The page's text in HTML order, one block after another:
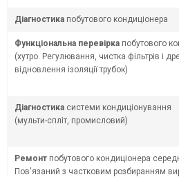
Діагностика побутового кондиціонера
Функціональна перевірка побутового
(хутро. Регулювання, чистка фільтрів і
відновлення ізоляції трубок)
Діагностика системи кондиціонування
(мульти-спліт, промисловий)
Ремонт побутового кондиціонера
Пов'язаний з частковим розбиранням